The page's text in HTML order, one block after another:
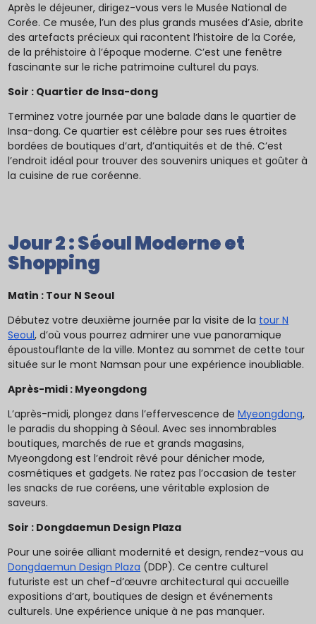
Après le déjeuner, dirigez-vous vers le Musée National de
Corée. Ce musée, l’un des plus grands musées d’Asie, abrite
des artefacts précieux qui racontent l’histoire de la Corée,
de la préhistoire à l’époque moderne. C’est une fenêtre
fascinante sur le riche patrimoine culturel du pays.
Soir : Quartier de Insa-dong
Terminez votre journée par une balade dans le quartier de
Insa-dong. Ce quartier est célèbre pour ses rues étroites
bordées de boutiques d’art, d’antiquités et de thé. C’est
l’endroit idéal pour trouver des souvenirs uniques et goûter à
la cuisine de rue coréenne.
Jour 2 : Séoul Moderne et
Shopping
Matin : Tour N Seoul
Débutez votre deuxième journée par la visite de la tour N
Seoul, d’où vous pourrez admirer une vue panoramique
époustouflante de la ville. Montez au sommet de cette tour
située sur le mont Namsan pour une expérience inoubliable.
Après-midi : Myeongdong
L’après-midi, plongez dans l’effervescence deMyeongdong,
le paradis du shopping à Séoul. Avec ses innombrables
boutiques, marchés de rue et grands magasins,
Myeongdong est l’endroit rêvé pour dénicher mode,
cosmétiques et gadgets. Ne ratez pas l’occasion de tester
les snacks de rue coréens, une véritable explosion de
saveurs.
Soir : Dongdaemun Design Plaza
Pour une soirée alliant modernité et design, rendez-vous au
Dongdaemun Design Plaza (DDP). Ce centre culturel
futuriste est un chef-d’œuvre architectural qui accueille
expositions d’art, boutiques de design et événements
culturels. Une expérience unique à ne pas manquer.